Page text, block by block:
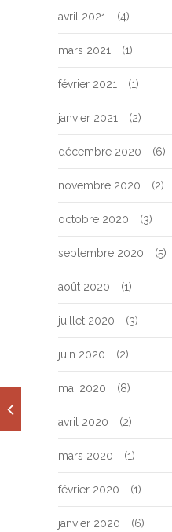
avril 2021 (4)
mars 2021 (1)
février 2021 (1)
janvier 2021 (2)
décembre 2020 (6)
novembre 2020 (2)
octobre 2020 (3)
septembre 2020 (5)
août 2020 (1)
juillet 2020 (3)
juin 2020 (2)
mai 2020 (8)
avril 2020 (2)
mars 2020 (1)
février 2020 (1)
janvier 2020 (6)